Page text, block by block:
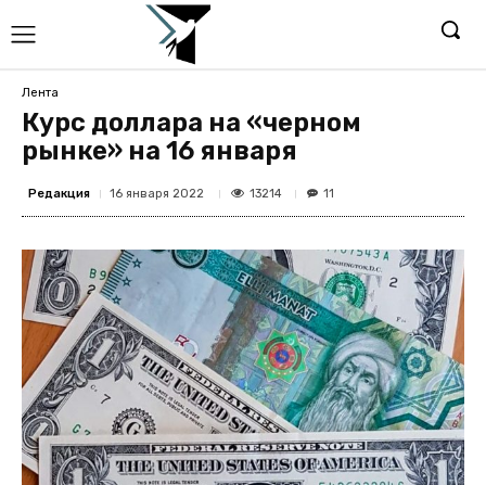
Лента
Курс доллара на «черном
рынке» на 16 января
Редакция 16 января 2022 13214 11